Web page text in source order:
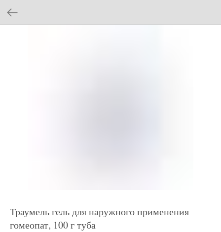
Траумель гель для наружного применения
гомеопат, 100 г туба